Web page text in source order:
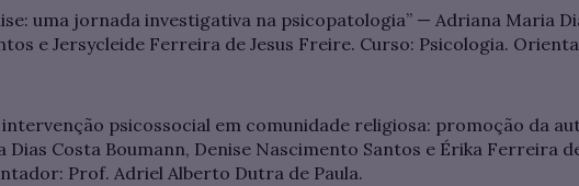
uma jornada investigativa na psicopatologia” — Adriana Maria
e Jersycleide Ferreira de Jesus Freire. Curso: Psicologia.
psicossocial em comunidade religiosa: promoção da
Costa Boumann, Denise Nascimento Santos e Érika Ferreira
Prof. Adriel Alberto Dutra de Paula.